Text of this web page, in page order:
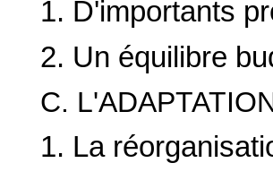
1. D'importants
2. Un équilibre
C.
1. La